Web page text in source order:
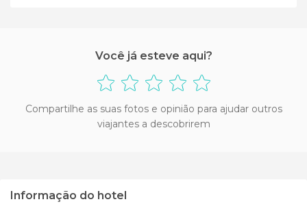
Você já esteve aqui?
Compartilhe as suas fotos e opinião para ajudar outros
viajantes a descobrirem
Informação do hotel